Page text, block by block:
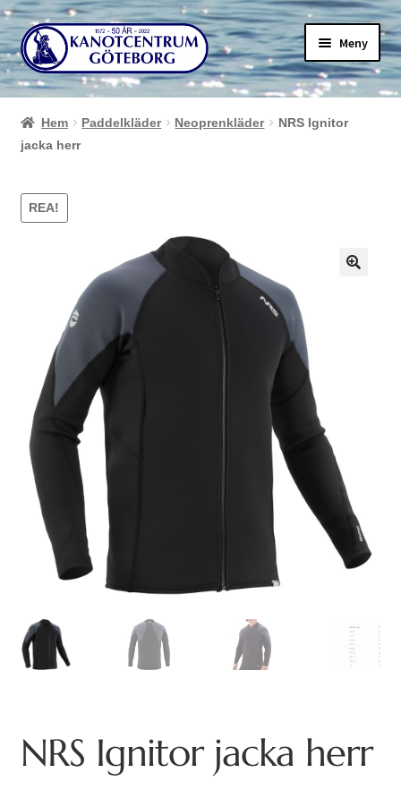
Hoppa
till
navigering
Hoppa
till
innehåll
Meny
Hem Paddelkläder Neoprenkläder
NRS Ignitor
jacka herr
REA!
NRS Ignitor jacka herr